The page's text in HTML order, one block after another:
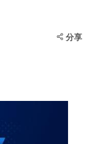
分享